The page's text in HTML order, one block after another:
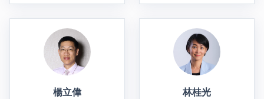
楊立偉 林桂光